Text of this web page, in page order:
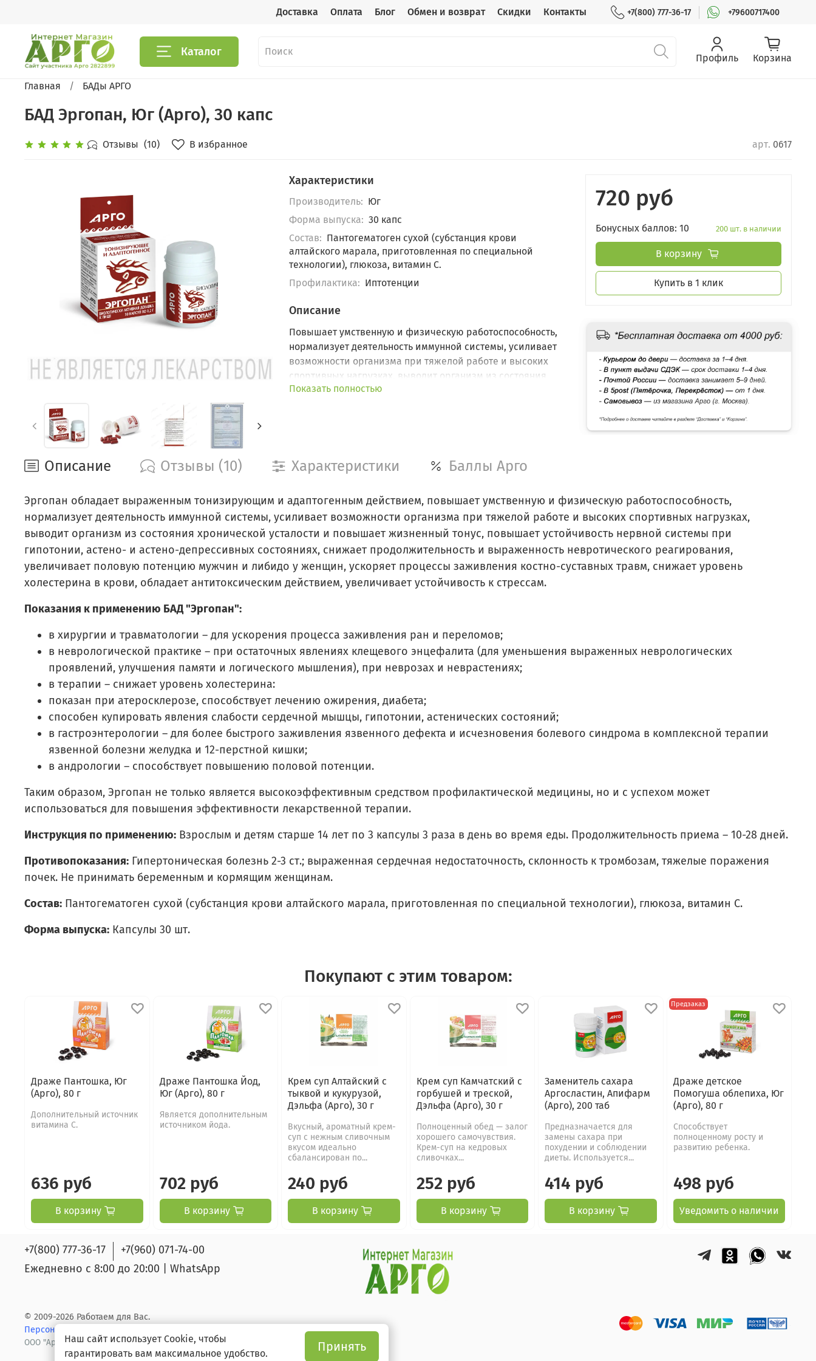
Доставка Оплата Блог Обмен и возврат Скидки Контакты +7(800) 777-36-17 +79600717400
Каталог Профиль Корзина
Главная БАДы АРГО
БАД Эргопан, Юг (Арго), 30 капс
Отзывы (10) В избранное арт. 0617
Характеристики
Производитель: Юг
Форма выпуска: 30 капс
Состав: Пантогематоген сухой (субстанция крови
алтайского марала, приготовленная по специальной
технологии), глюкоза, витамин С.
Профилактика: Иптотенции
Описание
Повышает умственную и физическую работоспособность,
нормализует деятельность иммунной системы, усиливает
возможности организма при тяжелой работе и высоких
спортивных нагрузках, выводит организм из состояния
хронической усталости.
Показать полностью
720 руб
Бонусных баллов: 10 200 шт. в наличии
В корзину
Купить в 1 клик
Описание Характеристики
Отзывы (10) Баллы Арго
Эргопан обладает выраженным тонизирующим и адаптогенным действием, повышает умственную и физическую работоспособность,
нормализует деятельность иммунной системы, усиливает возможности организма при тяжелой работе и высоких спортивных нагрузках,
выводит организм из состояния хронической усталости и повышает жизненный тонус, повышает устойчивость нервной системы при
гипотонии, астено- и астено-депрессивных состояниях, снижает продолжительность и выраженность невротического реагирования,
увеличивает половую потенцию мужчин и либидо у женщин, ускоряет процессы заживления костно-суставных травм, снижает уровень
холестерина в крови, обладает антитоксическим действием, увеличивает устойчивость к стрессам.
Показания к применению БАД "Эргопан":
в хирургии и травматологии – для ускорения процесса заживления ран и переломов;
в неврологической практике – при остаточных явлениях клещевого энцефалита (для уменьшения выраженных неврологических
проявлений, улучшения памяти и логического мышления), при неврозах и неврастениях;
в терапии – снижает уровень холестерина:
показан при атеросклерозе, способствует лечению ожирения, диабета;
способен купировать явления слабости сердечной мышцы, гипотонии, астенических состояний;
в гастроэнтерологии – для более быстрого заживления язвенного дефекта и исчезновения болевого синдрома в комплексной терапии
язвенной болезни желудка и 12-перстной кишки;
в андрологии – способствует повышению половой потенции.
Таким образом, Эргопан не только является высокоэффективным средством профилактической медицины, но и с успехом может
использоваться для повышения эффективности лекарственной терапии.
Инструкция по применению: Взрослым и детям старше 14 лет по 3 капсулы 3 раза в день во время еды. Продолжительность приема – 10-28 дней.
Противопоказания: Гипертоническая болезнь 2-3 ст.; выраженная сердечная недостаточность, склонность к тромбозам, тяжелые поражения
почек. Не принимать беременным и кормящим женщинам.
Состав: Пантогематоген сухой (субстанция крови алтайского марала, приготовленная по специальной технологии), глюкоза, витамин С.
Форма выпуска: Капсулы 30 шт.
Покупают с этим товаром:
Драже Пантошка, Юг
(Арго), 80 г
Дополнительный источник
витамина С.
636 руб
В корзину
Драже Пантошка Йод,
Юг (Арго), 80 г
Является дополнительным
источником йода.
702 руб
В корзину
Крем суп Алтайский с
тыквой и кукурузой,
Дэльфа (Арго), 30 г
Вкусный, ароматный крем-
суп с нежным сливочным
вкусом идеально
сбалансирован по...
240 руб
В корзину
Крем суп Камчатский с
горбушей и треской,
Дэльфа (Арго), 30 г
Полноценный обед — залог
хорошего самочувствия.
Крем-суп на кедровых
сливочках...
252 руб
В корзину
Заменитель сахара
Аргосластин, Апифарм
(Арго), 200 таб
Предназначается для
замены сахара при
похудении и соблюдении
диеты. Используется...
414 руб
В корзину
Предзаказ
Драже детское
Помогуша облепиха, Юг
(Арго), 80 г
Способствует
полноценному росту и
развитию ребенка.
498 руб
Уведомить о наличии
+7(800) 777-36-17
+7(960) 071-74-00
Ежедневно с 8:00 до 20:00 | WhatsApp
© 2009-2026 Работаем для Вас.
Персональные данные.
ООО "Арго групп" ОГРН/ИНН 1141650019191/1650295353
Наш сайт использует Cookie, чтобы
гарантировать вам максимальное удобство.
Принять